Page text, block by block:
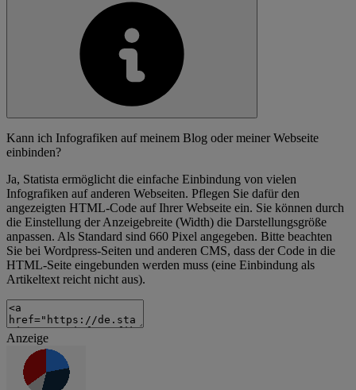
Kann ich Infografiken auf meinem Blog oder meiner Webseite
einbinden?
Ja, Statista ermöglicht die einfache Einbindung von vielen
Infografiken auf anderen Webseiten. Pflegen Sie dafür den
angezeigten HTML-Code auf Ihrer Webseite ein. Sie können durch
die Einstellung der Anzeigebreite (Width) die Darstellungsgröße
anpassen. Als Standard sind 660 Pixel angegeben. Bitte beachten
Sie bei Wordpress-Seiten und anderen CMS, dass der Code in die
HTML-Seite eingebunden werden muss (eine Einbindung als
Artikeltext reicht nicht aus).
Anzeige